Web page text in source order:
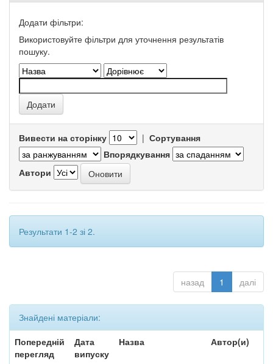
Додати фільтри:
Використовуйте фільтри для уточнення результатів
пошуку.
Вивести на сторінку | Сортування
Впорядкування
Автори
Результати 1-2 зі 2.
назад 1 далі
Знайдені матеріали:
Попередній
перегляд
Дата
випуску
Назва Автор(и)